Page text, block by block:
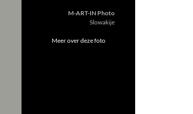
M-ART-IN Photo
Slowakije
Meer over deze foto